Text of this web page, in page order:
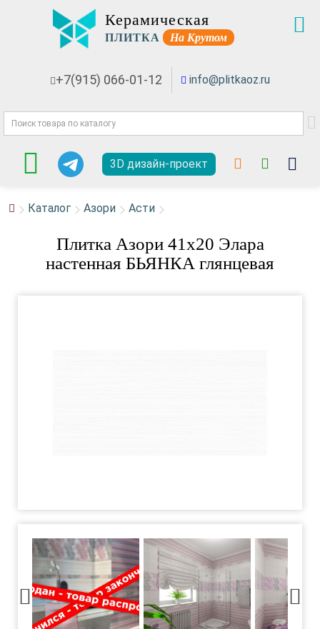
Керамическая
ПЛИТКА На Крутом
+7(915) 066-01-12 info@plitkaoz.ru
3D дизайн-проект
Каталог Азори Асти
Плитка Азори 41x20 Элара
настенная БЬЯНКА глянцевая